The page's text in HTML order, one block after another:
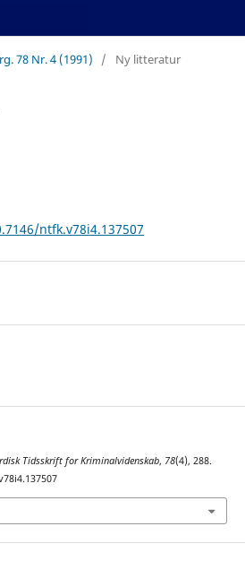
78 Nr. 4 (1991) / Ny litteratur
ntfk.v78i4.137507
Tidsskrift for Kriminalvidenskab, 78(4), 288.